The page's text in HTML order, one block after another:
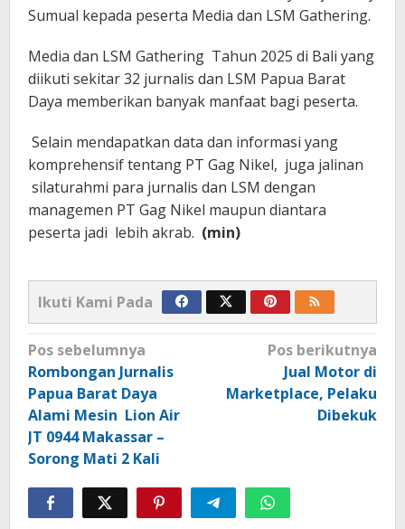
Sumual kepada peserta Media dan LSM Gathering.
Media dan LSM Gathering Tahun 2025 di Bali yang
diikuti sekitar 32 jurnalis dan LSM Papua Barat
Daya memberikan banyak manfaat bagi peserta.
Selain mendapatkan data dan informasi yang
komprehensif tentang PT Gag Nikel, juga jalinan
silaturahmi para jurnalis dan LSM dengan
managemen PT Gag Nikel maupun diantara
peserta jadi lebih akrab. (min)
Ikuti Kami Pada
Navigasi
pos
Pos sebelumnya
Rombongan Jurnalis
Papua Barat Daya
Alami Mesin Lion Air
JT 0944 Makassar –
Sorong Mati 2 Kali
Pos berikutnya
Jual Motor di
Marketplace, Pelaku
Dibekuk